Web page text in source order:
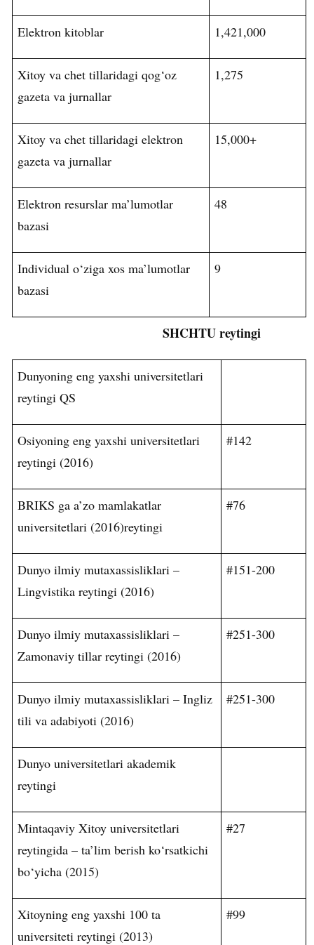
Elektron kitoblar 1,421,000
Xitoy va chet tillaridagi qog‘oz
gazeta va jurnallar
1,275
Xitoy va chet tillaridagi elektron
gazeta va jurnallar
15,000+
Elektron resurslar ma’lumotlar
bazasi
48
Individual o‘ziga xos ma’lumotlar
bazasi
9
SHCHTU reytingi
Dunyoning eng yaxshi universitetlari
reytingi QS
Osiyoning eng yaxshi universitetlari
reytingi (2016)
#142
BRIKS ga a’zo mamlakatlar
universitetlari (2016)reytingi
#76
Dunyo ilmiy mutaxassisliklari –
Lingvistika reytingi (2016)
#151-200
Dunyo ilmiy mutaxassisliklari –
Zamonaviy tillar reytingi (2016)
#251-300
Dunyo ilmiy mutaxassisliklari – Ingliz
tili va adabiyoti (2016)
#251-300
Dunyo universitetlari akademik
reytingi
Mintaqaviy Xitoy universitetlari
reytingida – ta’lim berish ko‘rsatkichi
bo‘yicha (2015)
#27
Xitoyning eng yaxshi 100 ta
universiteti reytingi (2013)
#99